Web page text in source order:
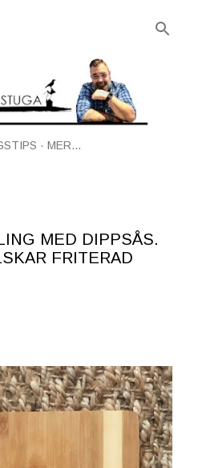
MER…
MED DIPPSÅS.
FRITERAD